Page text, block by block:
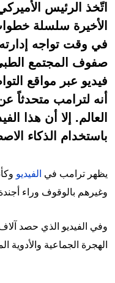
اتّخذ الرئيس
الأخيرة سلسلة
في وقت تواجه
صفوف المجتمع
فيديو عبر مواقع
أنه لترامب متحدثاً
العالم. إلا أن هذا
باستخدام الذكاء
يظهر ترامب في الفيديو
وغيرهم بالوقوف وراء
وفي الفيديو الذي حصد
الهجرة الجماعية والأدوية